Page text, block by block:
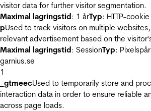
visitor data for further visitor segmentation.
Maximal lagringstid: 1 årTyp: HTTP-cookie
pUsed to track visitors on multiple
relevant advertisement based on the
Maximal lagringstid: SessionTyp:
garnius.se
1
_gtmeecUsed to temporarily store and
interaction data in order to ensure reliable
across page loads.